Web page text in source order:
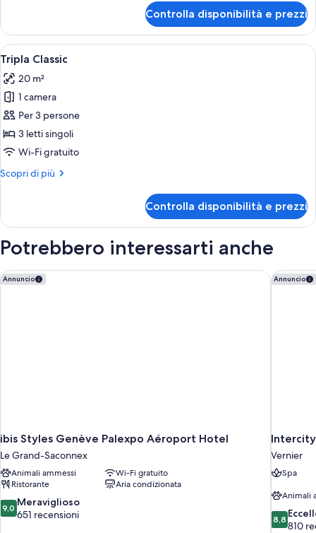
letti
singoli
Superior
con
2
letti
singoli
Controlla disponibilità e prezzi
Apri
tutte
le
foto
per
Tripla
Classic
Una camera d'albergo moderna con
4
Tripla Classic
20 m²
1 camera
Per 3 persone
3 letti singoli
Wi-Fi gratuito
Scopri di più
Altri
Classic
Controlla disponibilità e prezzi
Potrebbero interessarti anche
Annuncio
ibis Styles Genève Palexpo Aéroport Hotel
Le Grand-Saconnex
Animali ammessi
Wi-Fi gratuito
Ristorante
Aria condizionata
9.0
su
9,0 Meraviglioso
651 recensioni
ibis Styles Genève Palexpo Aéroport Hotel Annuncio
Vernier
Spa
Animali
8.8
su
8,8
810